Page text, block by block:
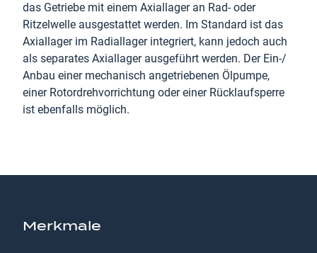
das Getriebe mit einem Axiallager an Rad- oder
Ritzelwelle ausgestattet werden. Im Standard ist das
Axiallager im Radiallager integriert, kann jedoch auch
als separates Axiallager ausgeführt werden. Der Ein-/
Anbau einer mechanisch angetriebenen Ölpumpe,
einer Rotordrehvorrichtung oder einer Rücklaufsperre
ist ebenfalls möglich.
Merkmale